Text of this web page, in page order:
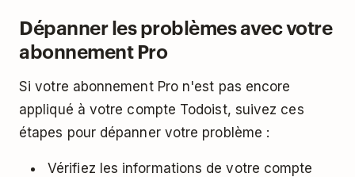
lorsque votre abonnement atteindra sa période
de renouvellement.
Dépanner les problèmes avec votre
abonnement Pro
Si votre abonnement Pro n'est pas encore
appliqué à votre compte Todoist, suivez ces
étapes pour dépanner votre problème :
Vérifiez les informations de votre compte